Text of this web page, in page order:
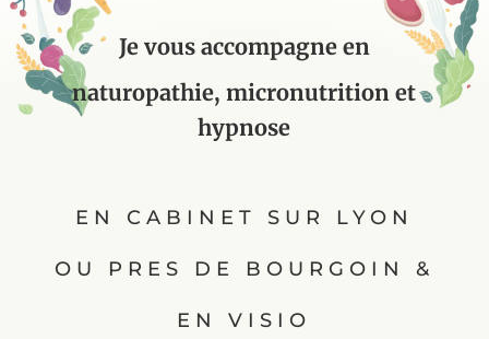
Je vous accompagne en
naturopathie, micronutrition et
hypnose
EN CABINET SUR LYON
OU PRES DE BOURGOIN &
EN VISIO